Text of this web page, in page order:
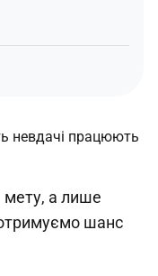
мету, а лише
шанс